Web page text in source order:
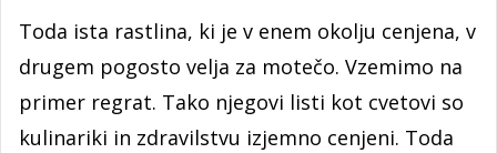
Toda ista rastlina, ki je v enem okolju cenjena, v
drugem pogosto velja za motečo. Vzemimo na
primer regrat. Tako njegovi listi kot cvetovi so
kulinariki in zdravilstvu izjemno cenjeni. Toda